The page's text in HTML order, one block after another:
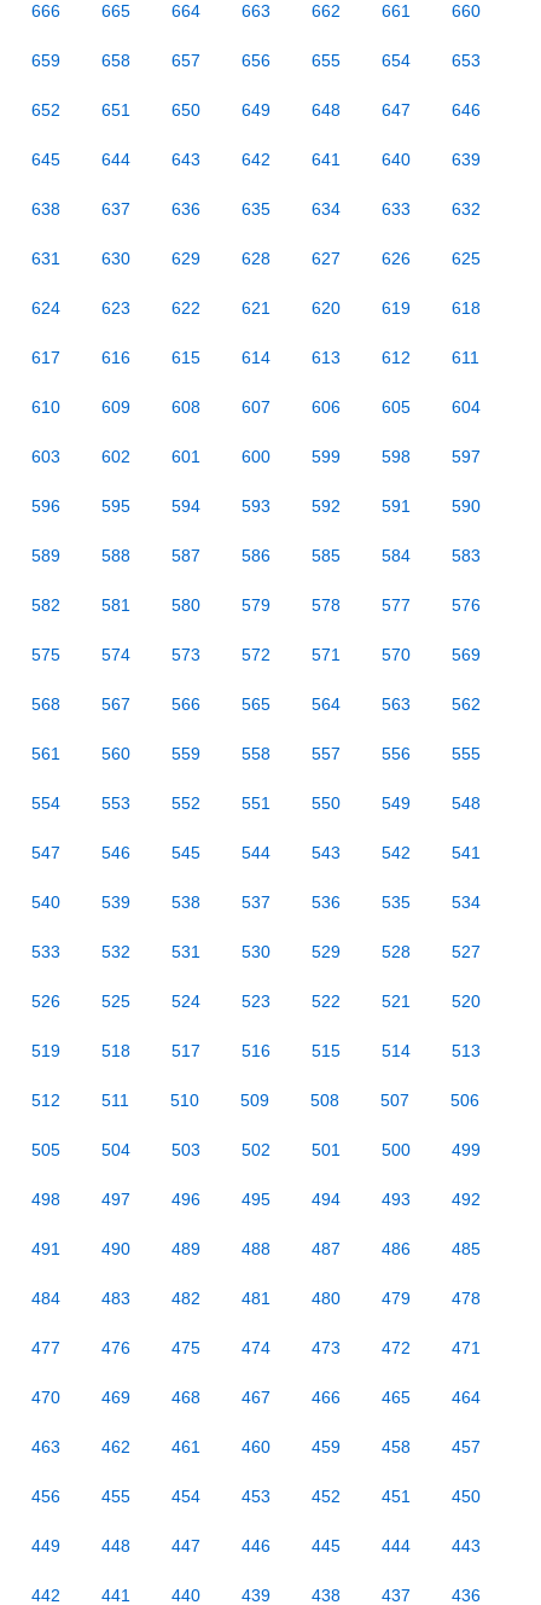
666 665 664 663 662 661 660
659 658 657 656 655 654 653
652 651 650 649 648 647 646
645 644 643 642 641 640 639
638 637 636 635 634 633 632
631 630 629 628 627 626 625
624 623 622 621 620 619 618
617 616 615 614 613 612 611
610 609 608 607 606 605 604
603 602 601 600 599 598 597
596 595 594 593 592 591 590
589 588 587 586 585 584 583
582 581 580 579 578 577 576
575 574 573 572 571 570 569
568 567 566 565 564 563 562
561 560 559 558 557 556 555
554 553 552 551 550 549 548
547 546 545 544 543 542 541
540 539 538 537 536 535 534
533 532 531 530 529 528 527
526 525 524 523 522 521 520
519 518 517 516 515 514 513
512 511 510 509 508 507 506
505 504 503 502 501 500 499
498 497 496 495 494 493 492
491 490 489 488 487 486 485
484 483 482 481 480 479 478
477 476 475 474 473 472 471
470 469 468 467 466 465 464
463 462 461 460 459 458 457
456 455 454 453 452 451 450
449 448 447 446 445 444 443
442 441 440 439 438 437 436